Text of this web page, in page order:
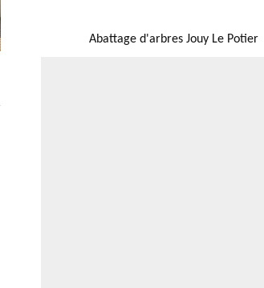
Abattage d'arbres Jouy Le Potier